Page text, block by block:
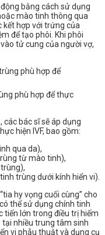
bằng cách sử dụng
mào tinh thông qua
kết hợp với trứng của
để tạo phôi. Khi phôi
tử cung của người vợ,
phù hợp để thực
bác sĩ sẽ áp dụng
hiện IVF, bao gồm:
qua da),
từ mào tinh),
trùng dưới kính hiển vi).
hy vọng cuối cùng” cho
thể sử dụng chính tinh
tiến lớn trong điều trị hiếm
nhiều trung tâm sinh
vi phẫu thuật và dụng cụ